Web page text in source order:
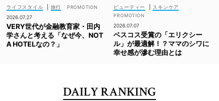
ライフスタイル
旅行
2026.07.27
VERY世代が金融教育家・田内
学さんと考える「なぜ今、NOT
A HOTELなの？」
ビューティー スキンケア
2026.07.07
ベスコス受賞の「エリクシー
ル」が最適解！？ママのシワに
幸せ感が滲む理由とは
DAILY RANKING